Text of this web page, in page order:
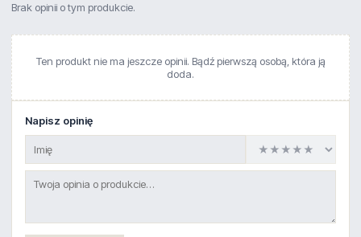
Brak opinii o tym produkcie.
Ten produkt nie ma jeszcze opinii. Bądź pierwszą osobą, która ją
doda.
Napisz opinię